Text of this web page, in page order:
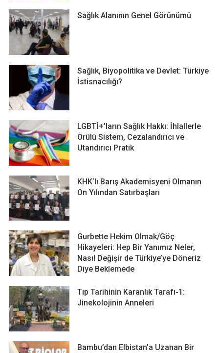
Sağlık Alanının Genel Görünümü
Sağlık, Biyopolitika ve Devlet: Türkiye
İstisnacılığı?
LGBTİ+’ların Sağlık Hakkı: İhlallerle
Örülü Sistem, Cezalandırıcı ve
Utandırıcı Pratik
KHK’lı Barış Akademisyeni Olmanın
On Yılından Satırbaşları
Gurbette Hekim Olmak/Göç
Hikayeleri: Hep Bir Yanımız Neler,
Nasıl Değişir de Türkiye’ye Döneriz
Diye Beklemede
Tıp Tarihinin Karanlık Tarafı-1:
Jinekolojinin Anneleri
Bambu’dan Elbistan’a Uzanan Bir